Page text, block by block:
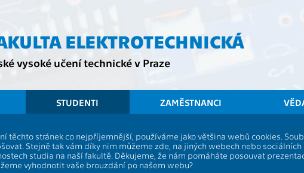
ELEKTROTECHNICKÁ
vysoké učení technické v Praze
STUDENTI ZAMĚSTNANCI
těchto stránek co nejpříjemnější, používáme jako většina webů cookies.
Stejně tak vám díky nim můžeme zde, na jiných webech nebo
studia na naší fakultě. Děkujeme, že nám pomáháte posouvat
vyhodnotit vaše brouzdání po našem webu?
AD0B34BAP Bakalářská práce
Role: